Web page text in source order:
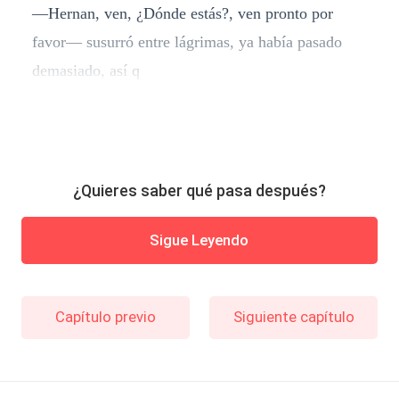
—Hernan, ven, ¿Dónde estás?, ven pronto por
favor— susurró entre lágrimas, ya había pasado
demasiado, así q
¿Quieres saber qué pasa después?
Sigue Leyendo
Capítulo previo Siguiente capítulo